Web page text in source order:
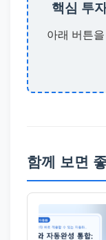
핵심 투
아래 버튼
함께 보면